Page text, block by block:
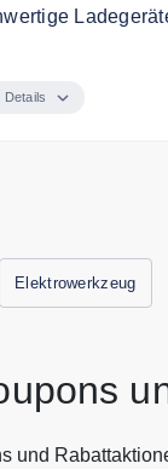
Details
Elektrowerkzeug
und